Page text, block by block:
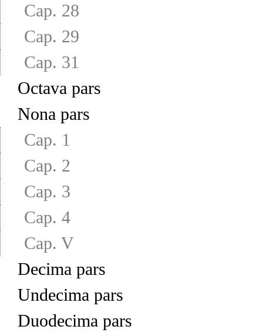
Cap. 28
Cap. 29
Cap. 31
Octava pars
Nona pars
Cap. 1
Cap. 2
Cap. 3
Cap. 4
Cap. V
Decima pars
Undecima pars
Duodecima pars